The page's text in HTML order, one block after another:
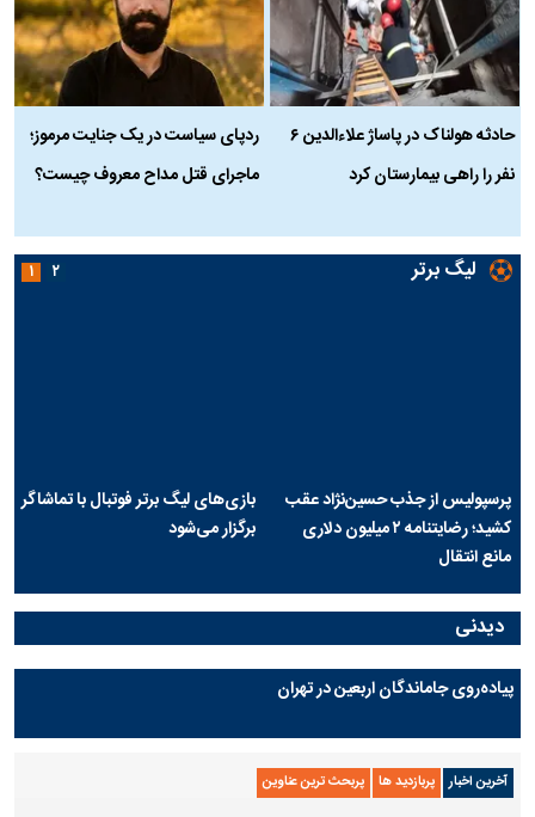
حادثه هولناک در پاساژ علاءالدین ۶
نفر را راهی بیمارستان کرد
ردپای سیاست در یک جنایت مرموز؛
ماجرای قتل مداح معروف چیست؟
لیگ برتر
پرسپولیس از جذب حسین‌نژاد عقب
کشید؛ رضایتنامه ۲ میلیون دلاری
مانع انتقال
بازی‌های لیگ برتر فوتبال با تماشاگر
برگزار می‌شود
۱ ۲
دیدنی